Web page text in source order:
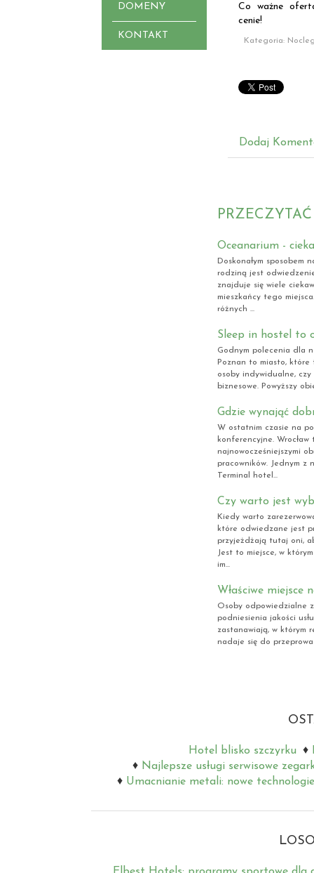
DOMENY
KONTAKT
Co ważne
cenie!
Kategoria:
Dodaj
Oceanarium -
Doskonałym sposobem
rodziną jest
znajduje się wiele
mieszkańcy tego
różnych ...
Sleep in hostel to
Godnym polecenia dla
Poznan to miasto,
osoby indywidualne,
biznesowe. Powyższy
Gdzie wynająć
W ostatnim czasie na
konferencyjne.
najnowocześniejszymi
pracowników. Jednym z
Terminal hotel...
Czy warto jest
Kiedy warto
które odwiedzane jest
przyjeżdżają tutaj oni,
Jest to miejsce, w
im...
Właściwe miejsce
Osoby odpowiedzialne
podniesienia jakości
zastanawiają, w którym
nadaje się do
Hotel blisko szczyrku
Najlepsze usługi serwisowe
Umacnianie metali: nowe